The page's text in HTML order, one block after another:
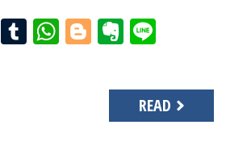
EmailTumblr
WhatsApp
Blogger
READ